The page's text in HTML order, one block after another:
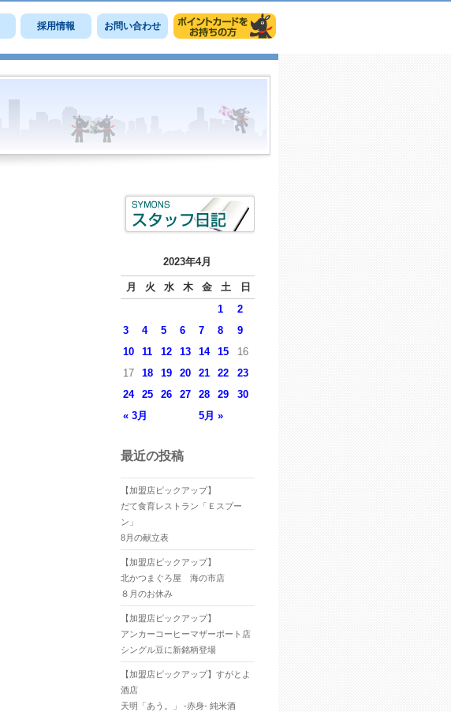
採用情報 お問い合わせ
2023年4月
月 火 水 木 金 土 日
« 3月 5月 »
1
2
3
4 5 6 7 8
9
10
11 12 13 14 15
16
17
18 19 20 21 22
23
24
25 26 27 28 29 30
最近の投稿
【加盟店ピックアップ】
だて食育レストラン「Ｅスプー
ン」
8月の献立表
【加盟店ピックアップ】
北かつまぐろ屋 海の市店
８月のお休み
【加盟店ピックアップ】
アンカーコーヒーマザーポート店
シングル豆に新銘柄登場
【加盟店ピックアップ】すがとよ
酒店
天明「あう。」 -赤身- 純米酒